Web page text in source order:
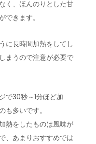
く、ほんのりとした甘
できます。
に長時間加熱をしてし
まうので注意が必要で
で30秒～1分ほど加
も多いです。
熱をしたものは風味が
、あまりおすすめでは